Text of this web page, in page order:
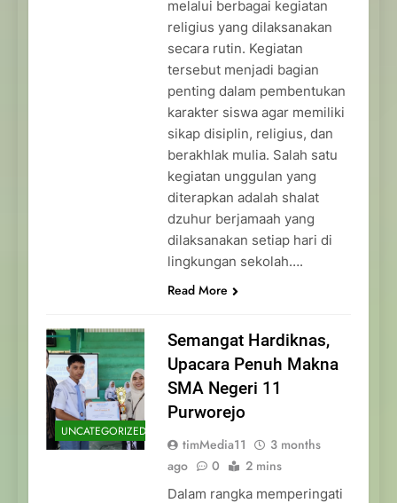
melalui berbagai kegiatan
religius yang dilaksanakan
secara rutin. Kegiatan
tersebut menjadi bagian
penting dalam pembentukan
karakter siswa agar memiliki
sikap disiplin, religius, dan
berakhlak mulia. Salah satu
kegiatan unggulan yang
diterapkan adalah shalat
dzuhur berjamaah yang
dilaksanakan setiap hari di
lingkungan sekolah….
Read More
UNCATEGORIZED
Semangat Hardiknas,
Upacara Penuh Makna
SMA Negeri 11
Purworejo
timMedia11
3 months
ago
0 2 mins
Dalam rangka memperingati